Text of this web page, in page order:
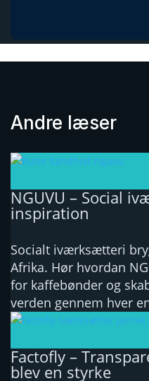
Andre læser
NGUVU – Social
inspiration
Socialt iværksætteri
Afrika. Hør hvordan
for kaffebønder og
verden gennem hver
Factofly –
blev en styrke